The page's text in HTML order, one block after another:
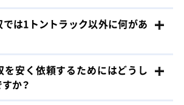
は1トントラック以外に何があ
を安く依頼するためにはどうし
か？